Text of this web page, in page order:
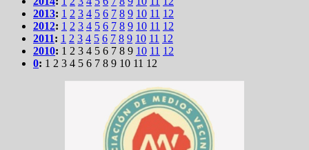
2013: 1 2 3 4 5 6 7 8 9 10 11 12
2012: 1 2 3 4 5 6 7 8 9 10 11 12
2011: 1 2 3 4 5 6 7 8 9 10 11 12
2010: 1 2 3 4 5 6 7 8 9 10 11 12
0: 1 2 3 4 5 6 7 8 9 10 11 12